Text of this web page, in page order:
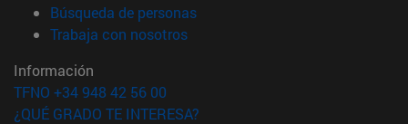
Búsqueda de personas(abre en nueva ventana)
Trabaja con nosotros(abre en nueva ventana)
Información
TFNO +34 948 42 56 00
¿QUÉ GRADO TE INTERESA?